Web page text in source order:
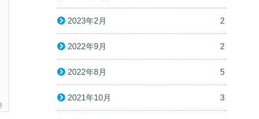
2023年2月 2
2022年9月 2
2022年8月 5
2021年10月 3